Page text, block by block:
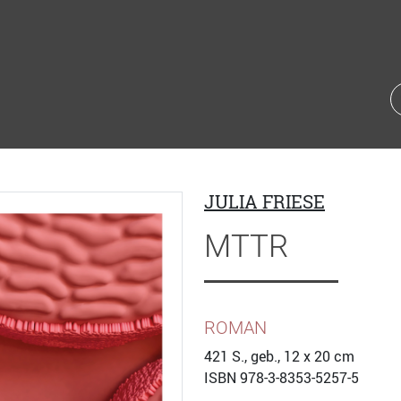
JULIA FRIESE
MTTR
ROMAN
421 S., geb., 12 x 20 cm
ISBN 978-3-8353-5257-5